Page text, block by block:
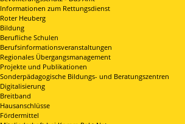
Informationen zum Rettungsdienst
Roter Heuberg
Bildung
Berufliche Schulen
Berufsinformationsveranstaltungen
Regionales Übergangsmanagement
Projekte und Publikationen
Sonderpädagogische Bildungs- und Beratungszentren
Digitalisierung
Breitband
Hausanschlüsse
Fördermittel